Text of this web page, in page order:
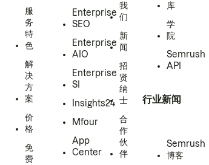
服
务
特
色
解
决
方
案
价
格
免
费
Enterprise
SEO
Enterprise
AIO
Enterprise
SI
Insights24
Mfour
App
Center
我
们
新
闻
招
贤
纳
士
合
作
伙
伴
库
学
院
Semrush
API
行业新闻
Semrush
博客